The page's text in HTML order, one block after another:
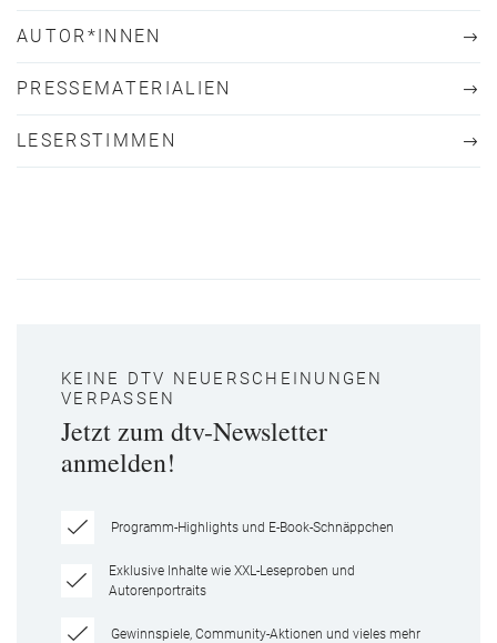
AUTOR*INNEN
PRESSEMATERIALIEN
LESERSTIMMEN
KEINE DTV NEUERSCHEINUNGEN
VERPASSEN
Jetzt zum dtv-Newsletter
anmelden!
Programm-Highlights und E-Book-Schnäppchen
Exklusive Inhalte wie XXL-Leseproben und
Autorenportraits
Gewinnspiele, Community-Aktionen und vieles mehr